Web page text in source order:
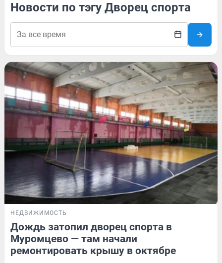
Новости по тэгу Дворец спорта
НЕДВИЖИМОСТЬ
Дождь затопил дворец спорта в
Муромцево — там начали
ремонтировать крышу в октябре